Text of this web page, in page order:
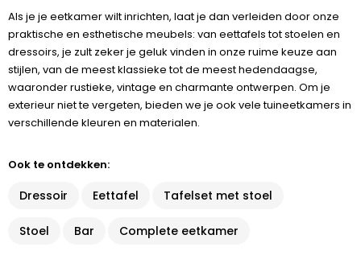
Als je je eetkamer wilt inrichten, laat je dan verleiden door onze
praktische en esthetische meubels: van eettafels tot stoelen en
dressoirs, je zult zeker je geluk vinden in onze ruime keuze aan
stijlen, van de meest klassieke tot de meest hedendaagse,
waaronder rustieke, vintage en charmante ontwerpen. Om je
exterieur niet te vergeten, bieden we je ook vele tuineetkamers in
verschillende kleuren en materialen.
Ook te ontdekken:
Dressoir Eettafel Tafelset met stoel
Stoel Bar Complete eetkamer